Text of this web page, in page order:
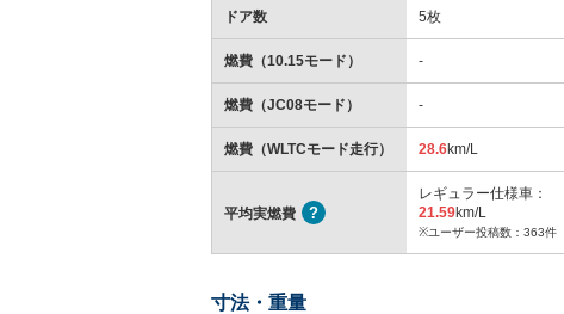
ドア数 5枚
燃費（10.15モード） -
燃費（JC08モード） -
燃費（WLTCモード走行） 28.6km/L
平均実燃費
レギュラー仕様車：
21.59km/L
※ユーザー投稿数：363件
寸法・重量